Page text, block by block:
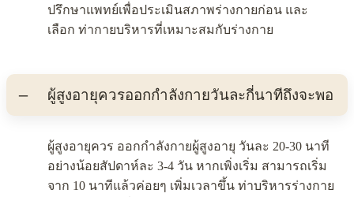
ปรึกษาแพทย์เพื่อประเมินสภาพร่างกายก่อน และ
เลือก ท่ากายบริหารที่เหมาะสมกับร่างกาย
ผู้สูงอายุควรออกกำลังกายวันละกี่นาทีถึงจะพอ
ผู้สูงอายุควร ออกกำลังกายผู้สูงอายุ วันละ 20-30 นาที
อย่างน้อยสัปดาห์ละ 3-4 วัน หากเพิ่งเริ่ม สามารถเริ่ม
จาก 10 นาทีแล้วค่อยๆ เพิ่มเวลาขึ้น ท่าบริหารร่างกาย